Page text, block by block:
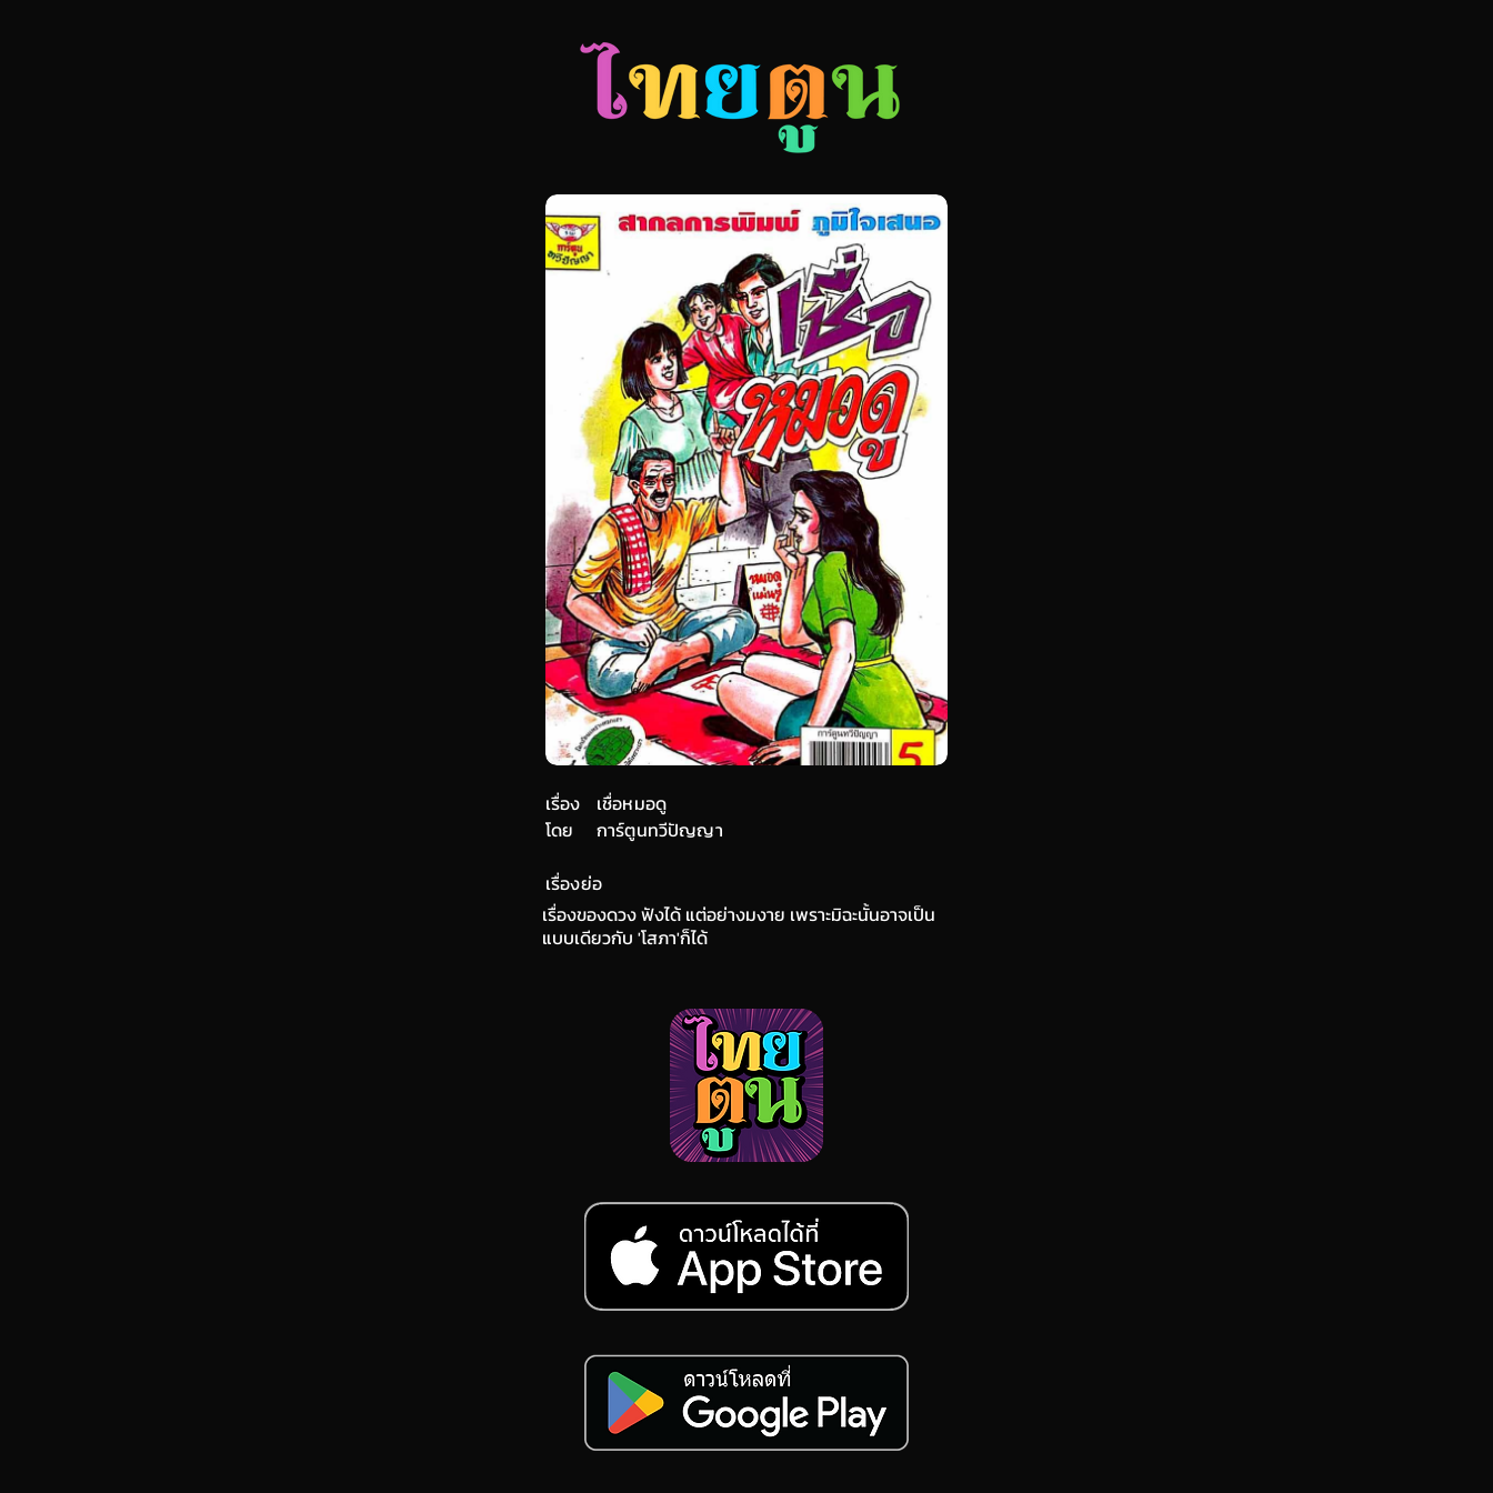
เรื่อง
โดย
เชื่อหมอดู
การ์ตูนทวีปัญญา
เรื่องย่อ
เรื่องของดวง ฟังได้ แต่อย่างมงาย เพราะมิฉะนั้นอาจเป็น
แบบเดียวกับ 'โสภา'ก็ได้